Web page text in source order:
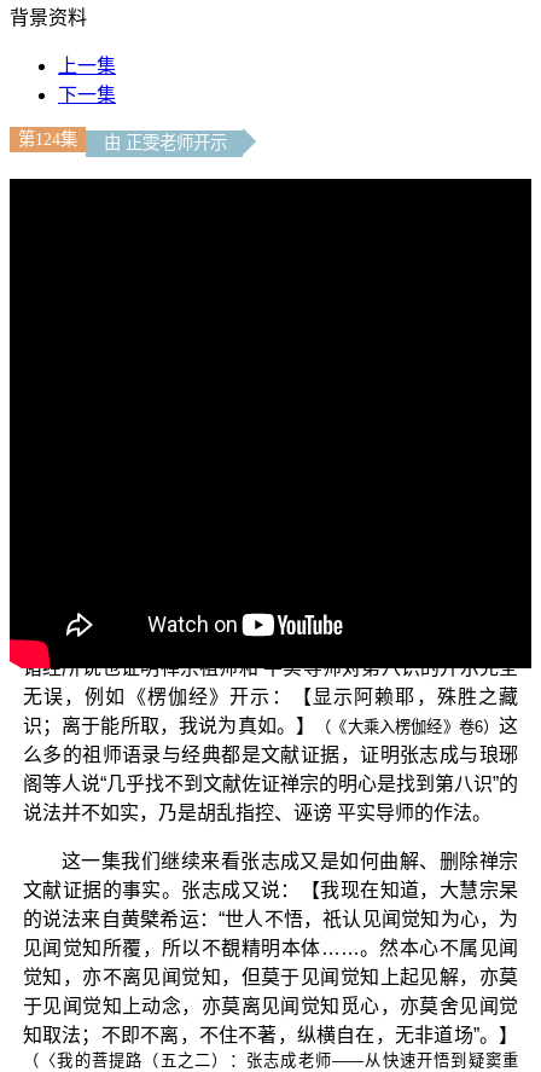
背景资料
上一集
下一集
第124集 由 正雯老师开示
尘，但七转识有见闻觉知六尘的自性等等；显然禅宗祖师
对于证悟标的第八识的开示，都与 平实导师所说一致。而
诸经所说也证明禅宗祖师和 平实导师对第八识的开示完全
无误，例如《楞伽经》开示：【显示阿赖耶，殊胜之藏
识；离于能所取，我说为真如。】
（《大乘入楞伽经》卷6）这
么多的祖师语录与经典都是文献证据，证明张志成与琅琊
阁等人说“几乎找不到文献佐证禅宗的明心是找到第八识”的
说法并不如实，乃是胡乱指控、诬谤 平实导师的作法。
这一集我们继续来看张志成又是如何曲解、删除禅宗
文献证据的事实。张志成又说：【我现在知道，大慧宗杲
的说法来自黄檗希运：“世人不悟，祇认见闻觉知为心，为
见闻觉知所覆，所以不覩精明本体……。然本心不属见闻
觉知，亦不离见闻觉知，但莫于见闻觉知上起见解，亦莫
于见闻觉知上动念，亦莫离见闻觉知觅心，亦莫舍见闻觉
知取法；不即不离，不住不著，纵横自在，无非道场”。】
（〈我的菩提路（五之二）：张志成老师——从快速开悟到疑窦重